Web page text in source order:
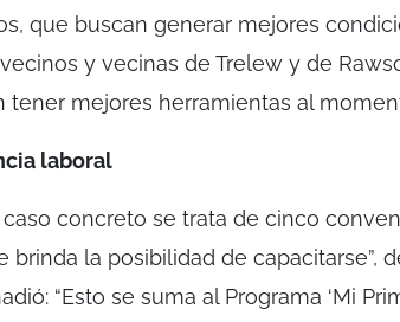
que buscan generar mejores
y vecinas de Trelew y de
tener mejores herramientas al
laboral
caso concreto se trata de cinco
brinda la posibilidad de capacitarse”,
“Esto se suma al Programa ‘Mi